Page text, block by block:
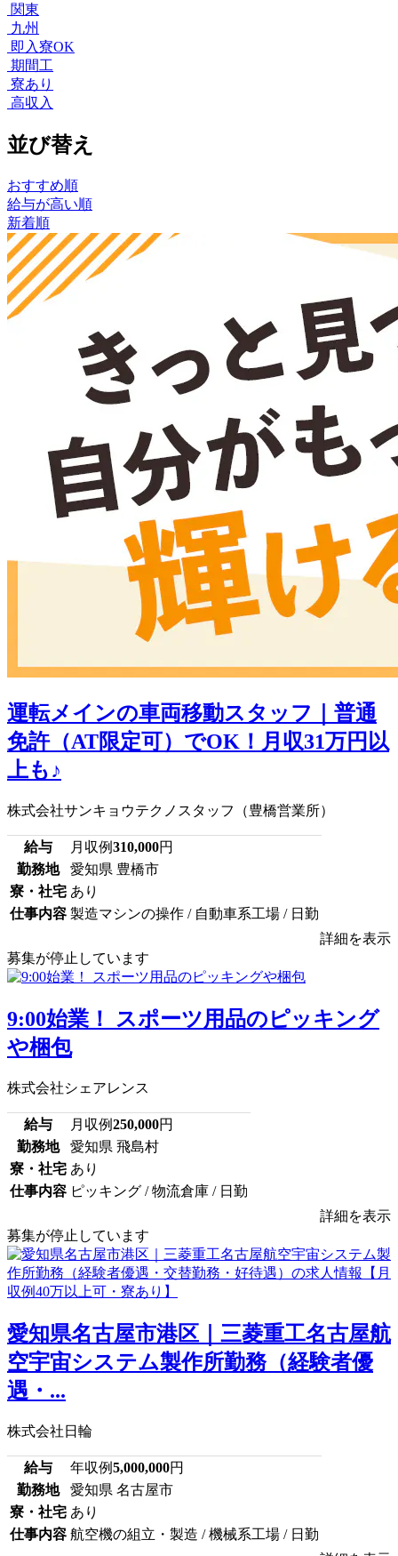
関東
九州
即入寮OK
期間工
寮あり
高収入
並び替え
おすすめ順
給与が高い順
新着順
運転メインの車両移動スタッフ｜普通
免許（AT限定可）でOK！月収31万円以
上も♪
株式会社サンキョウテクノスタッフ（豊橋営業所）
給与 月収例310,000円
勤務地
愛知県 豊橋市
寮・社宅 あり
仕事内容 製造マシンの操作 / 自動車系工場 / 日勤
詳細を表示
募集が停止しています
9:00始業！ スポーツ用品のピッキング
や梱包
株式会社シェアレンス
給与 月収例250,000円
勤務地
愛知県 飛島村
寮・社宅 あり
仕事内容 ピッキング / 物流倉庫 / 日勤
詳細を表示
募集が停止しています
愛知県名古屋市港区｜三菱重工名古屋航
空宇宙システム製作所勤務（経験者優
遇・...
株式会社日輪
給与 年収例5,000,000円
勤務地
愛知県 名古屋市
寮・社宅 あり
仕事内容 航空機の組立・製造 / 機械系工場 / 日勤